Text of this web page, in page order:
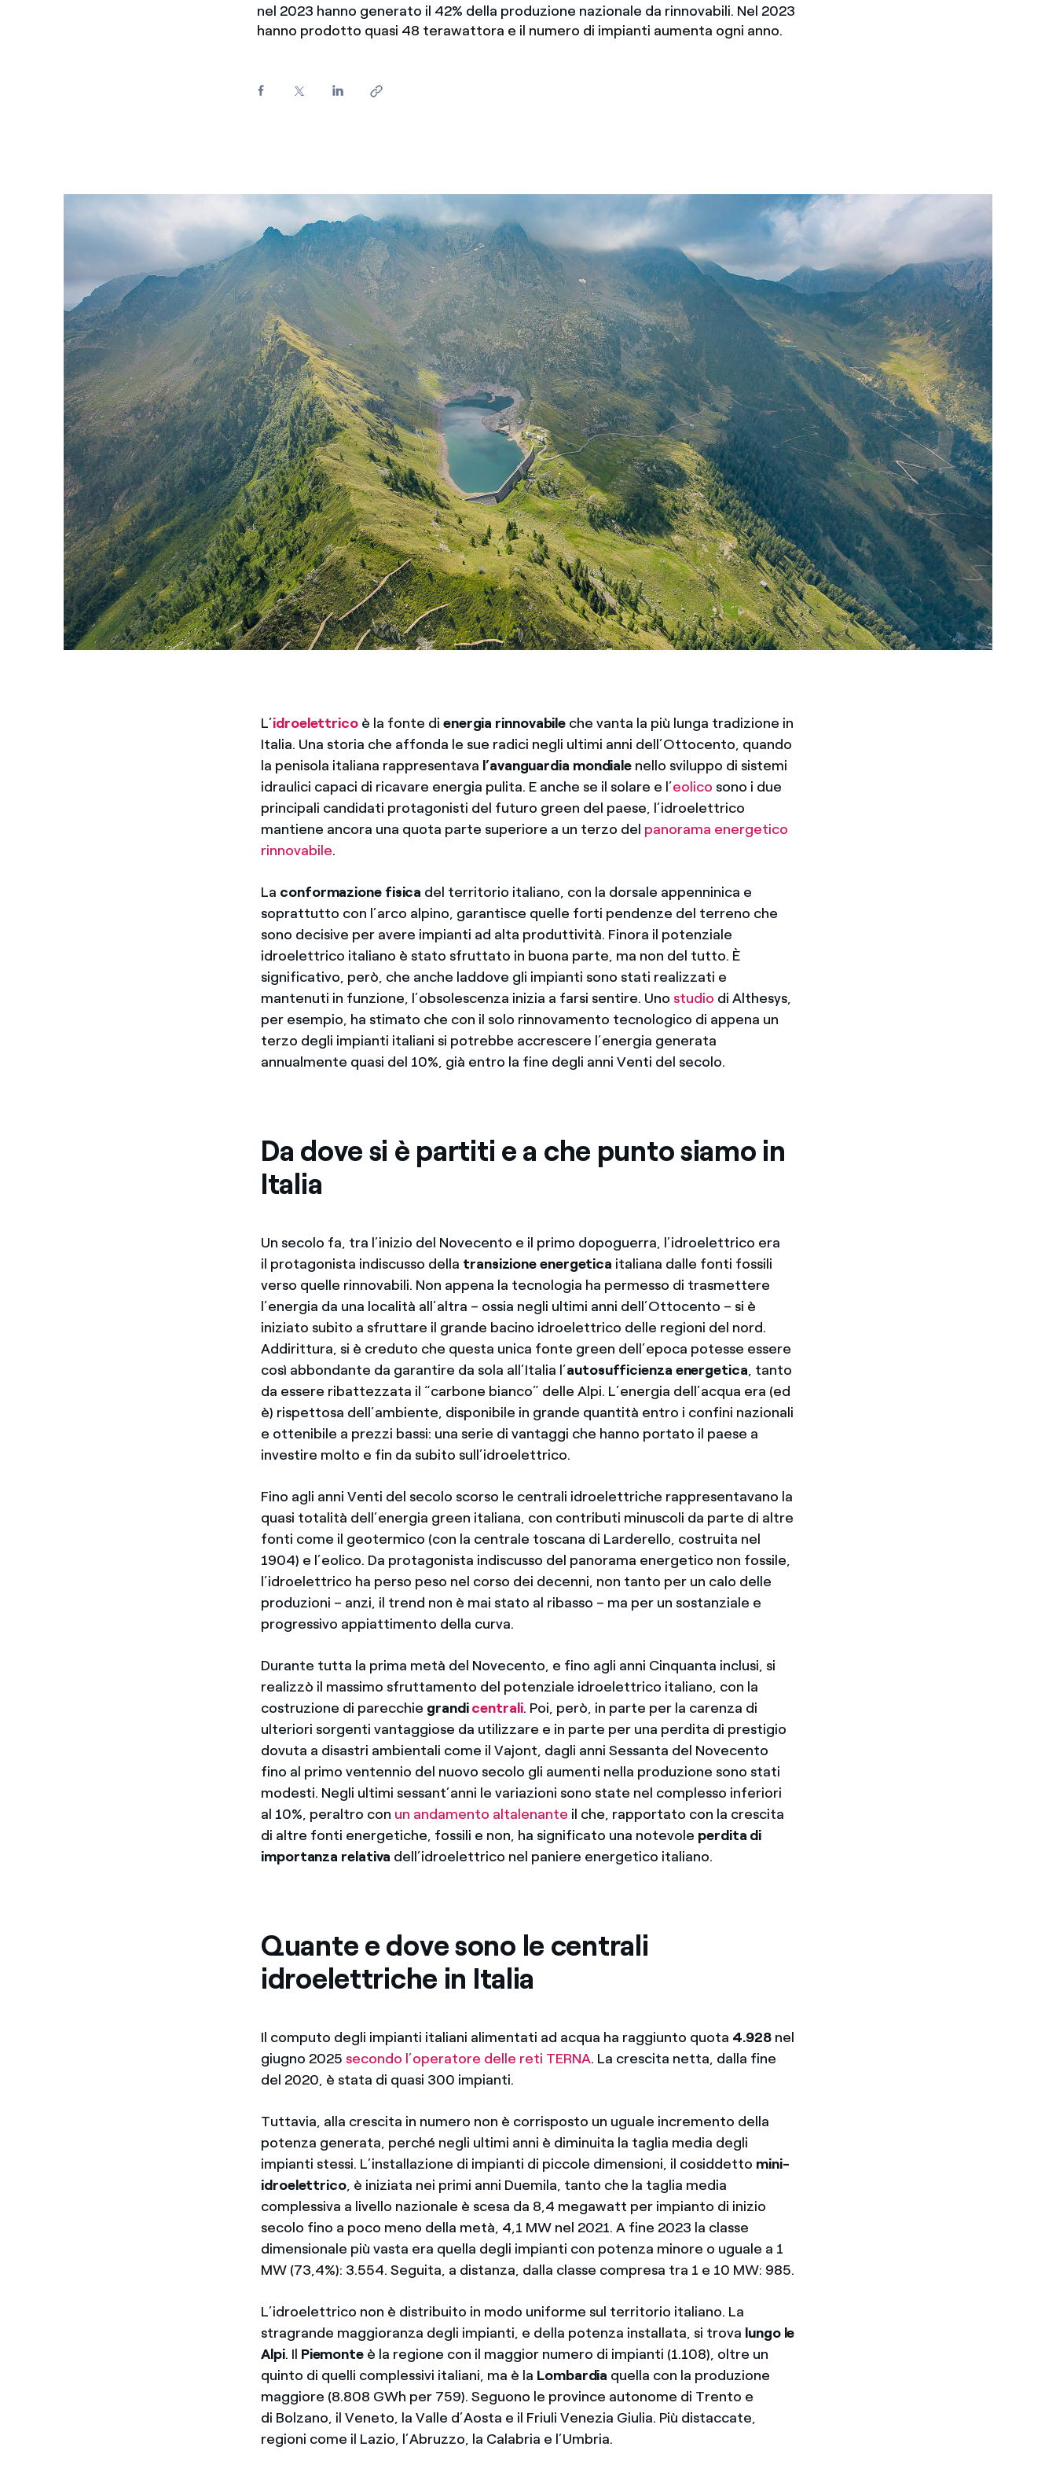
Apoyamos las iniciativas de las ONG
nel 2023 hanno generato il 42% della produzione nazionale da rinnovabili. Nel 2023
hanno prodotto quasi 48 terawattora e il numero di impianti aumenta ogni anno.
L’idroelettricoè la fonte di energia rinnovabile che vanta la più lunga tradizione in
Italia. Una storia che affonda le sue radici negli ultimi anni dell’Ottocento, quando
la penisola italiana rappresentava l’avanguardia mondiale nello sviluppo di sistemi
idraulici capaci di ricavare energia pulita. E anche se il solare e l’eolico sono i due
principali candidati protagonisti del futuro green del paese, l’idroelettrico
mantiene ancora una quota parte superiore a un terzo del panorama energetico
rinnovabile.
La conformazione fisica del territorio italiano, con la dorsale appenninica e
soprattutto con l’arco alpino, garantisce quelle forti pendenze del terreno che
sono decisive per avere impianti ad alta produttività. Finora il potenziale
idroelettrico italiano è stato sfruttato in buona parte, ma non del tutto. È
significativo, però, che anche laddove gli impianti sono stati realizzati e
mantenuti in funzione, l’obsolescenza inizia a farsi sentire. Unostudio di Althesys,
per esempio, ha stimato che con il solo rinnovamento tecnologico di appena un
terzo degli impianti italiani si potrebbe accrescere l’energia generata
annualmente quasi del 10%, già entro la fine degli anni Venti del secolo.
Da dove si è partiti e a che punto siamo in
Italia
Un secolo fa, tra l’inizio del Novecento e il primo dopoguerra, l’idroelettrico era
il protagonista indiscusso della transizione energetica italiana dalle fonti fossili
verso quelle rinnovabili. Non appena la tecnologia ha permesso di trasmettere
l’energia da una località all’altra – ossia negli ultimi anni dell’Ottocento – si è
iniziato subito a sfruttare il grande bacino idroelettrico delle regioni del nord.
Addirittura, si è creduto che questa unica fonte green dell’epoca potesse essere
così abbondante da garantire da sola all’Italia l’autosufficienza energetica, tanto
da essere ribattezzata il “carbone bianco” delle Alpi. L’energia dell’acqua era (ed
è) rispettosa dell’ambiente, disponibile in grande quantità entro i confini nazionali
e ottenibile a prezzi bassi: una serie di vantaggi che hanno portato il paese a
investire molto e fin da subito sull’idroelettrico.
Fino agli anni Venti del secolo scorso le centrali idroelettriche rappresentavano la
quasi totalità dell’energia green italiana, con contributi minuscoli da parte di altre
fonti come il geotermico (con la centrale toscana di Larderello, costruita nel
1904) e l’eolico. Da protagonista indiscusso del panorama energetico non fossile,
l’idroelettrico ha perso peso nel corso dei decenni, non tanto per un calo delle
produzioni – anzi, il trend non è mai stato al ribasso – ma per un sostanziale e
progressivo appiattimento della curva.
Durante tutta la prima metà del Novecento, e fino agli anni Cinquanta inclusi, si
realizzò il massimo sfruttamento del potenziale idroelettrico italiano, con la
costruzione di parecchie grandicentrali. Poi, però, in parte per la carenza di
ulteriori sorgenti vantaggiose da utilizzare e in parte per una perdita di prestigio
dovuta a disastri ambientali come il Vajont, dagli anni Sessanta del Novecento
fino al primo ventennio del nuovo secolo gli aumenti nella produzione sono stati
modesti. Negli ultimi sessant’anni le variazioni sono state nel complesso inferiori
al 10%, peraltro con un andamento altalenante il che, rapportato con la crescita
di altre fonti energetiche, fossili e non, ha significato una notevole perdita di
importanza relativa dell’idroelettrico nel paniere energetico italiano.
Quante e dove sono le centrali
idroelettriche in Italia
Il computo degli impianti italiani alimentati ad acqua ha raggiunto quota 4.928nel
giugno 2025secondo l’operatore delle reti TERNA. La crescita netta, dalla fine
del 2020, è stata di quasi 300 impianti.
Tuttavia, alla crescita in numero non è corrisposto un uguale incremento della
potenza generata, perché negli ultimi anni è diminuita la taglia media degli
impianti stessi. L’installazione di impianti di piccole dimensioni, il cosiddetto mini-
idroelettrico, è iniziata nei primi anni Duemila, tanto che la taglia media
complessiva a livello nazionale è scesa da 8,4 megawatt per impianto di inizio
secolo fino a poco meno della metà, 4,1 MW nel 2021. A fine 2023 la classe
dimensionale più vasta era quella degli impianti con potenza minore o uguale a 1
MW (73,4%): 3.554. Seguita, a distanza, dalla classe compresa tra 1 e 10 MW: 985.
L’idroelettrico non è distribuito in modo uniforme sul territorio italiano. La
stragrande maggioranza degli impianti, e della potenza installata, si trova lungo le
Alpi. Il Piemonteè la regione con il maggior numero di impianti (1.108), oltre un
quinto di quelli complessivi italiani, ma è la Lombardia quella con la produzione
maggiore (8.808 GWh per 759). Seguono le province autonome di Trento e
di Bolzano, il Veneto, la Valle d’Aosta e il Friuli Venezia Giulia. Più distaccate,
regioni come il Lazio, l’Abruzzo, la Calabria e l’Umbria.